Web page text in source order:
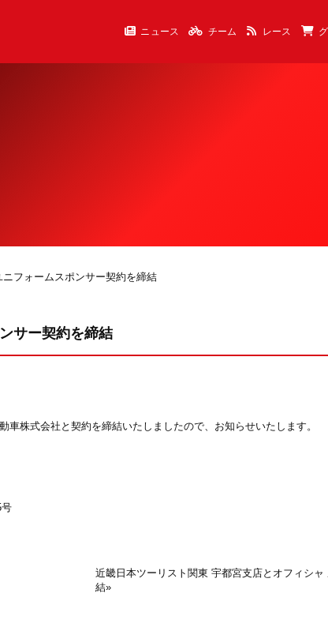
ニュース チーム レース
フォームスポンサー契約を締結
サー契約を締結
株式会社と契約を締結いたしましたので、お知らせいたします。
近畿日本ツーリスト関東 宇都宮支店とオフィシ
結»